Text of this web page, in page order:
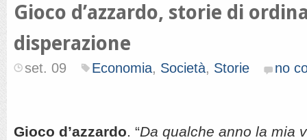
Gioco d’azzardo, storie di
disperazione
set. 09 Economia, Società, Storie no
Gioco d’azzardo. “Da qualche anno la mia